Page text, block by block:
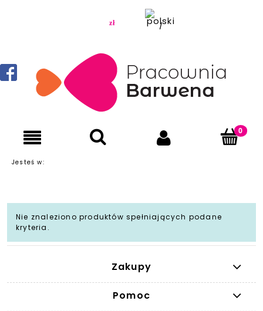
Jesteś w:
Nie znaleziono produktów spełniających podane
kryteria.
Zakupy
Pomoc